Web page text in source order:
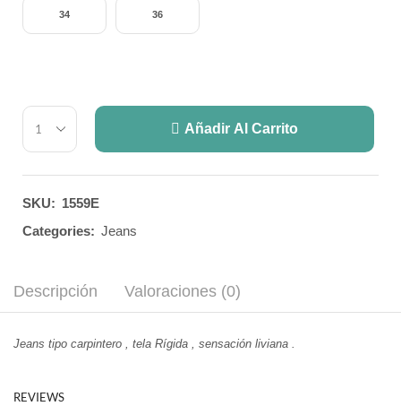
34 36
Añadir Al Carrito
SKU: 1559E
Categories: Jeans
Descripción Valoraciones (0)
Jeans tipo carpintero , tela Rígida , sensación liviana .
REVIEWS